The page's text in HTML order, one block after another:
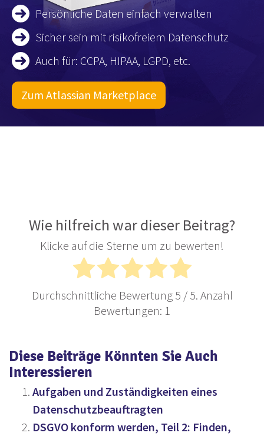
Persönliche Daten einfach verwalten
Sicher sein mit risikofreiem Datenschutz
Auch für: CCPA, HIPAA, LGPD, etc.
Zum Atlassian Marketplace
Wie hilfreich war dieser Beitrag?
Klicke auf die Sterne um zu bewerten!
Durchschnittliche Bewertung 5 / 5. Anzahl
Bewertungen: 1
Diese Beiträge Könnten Sie Auch
Interessieren
Aufgaben und Zuständigkeiten eines
Datenschutzbeauftragten
DSGVO konform werden, Teil 2: Finden,